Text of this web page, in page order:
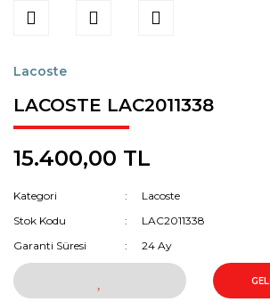
Lacoste
LACOSTE LAC2011338
15.400,00 TL
Kategori
Lacoste
Stok Kodu
LAC2011338
Garanti Süresi
24 Ay